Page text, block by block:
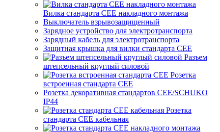
Вилка стандарта CEE накладного монтажа
Выключатель взрывозащищенный
Зарядное устройство для электротранспорта
Зарядный кабель для электротранспорта
Защитная крышка для вилки стандарта CEE
Разъем
штепсельный круглый силовой
Розетка
встроенная стандарта CEE
Розетка декоративная стандартов CEE/SCHUKO
IP44
Розетка
стандарта СЕЕ кабельная